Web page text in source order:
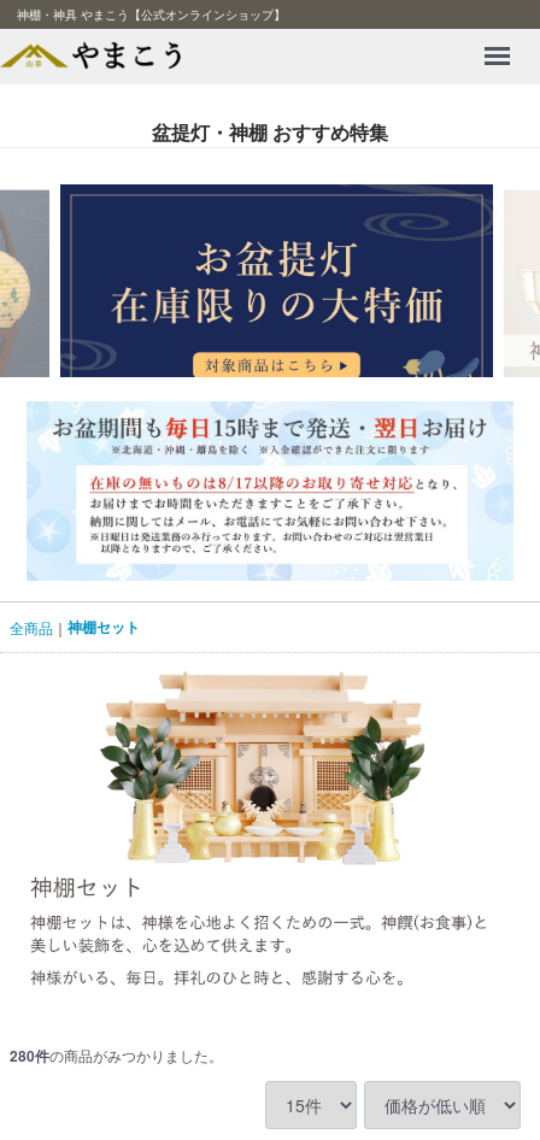
神棚・神具 やまこう【公式オンラインショップ】
盆提灯・神棚 おすすめ特集
全商品 神棚セット
280件の商品がみつかりました。